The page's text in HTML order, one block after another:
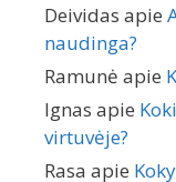
Deividas apie
naudinga?
Ramunė apie
Ignas apie
virtuvėje?
Rasa apie